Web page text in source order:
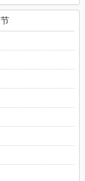
提供无弹窗阅读，书
代表 耽美小说赞同或